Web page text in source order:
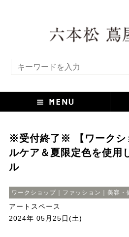
※受付終了※ 【ワークシ
ルケア＆夏限定色を使用
ル
ワークショップ｜ファッション｜美容・
アートスペース
2024年 05月25日(土)